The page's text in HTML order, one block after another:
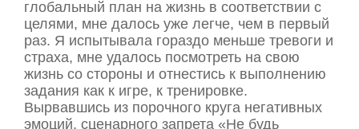
глобальный план на жизнь в соответствии с
целями, мне далось уже легче, чем в первый
раз. Я испытывала гораздо меньше тревоги и
страха, мне удалось посмотреть на свою
жизнь со стороны и отнестись к выполнению
задания как к игре, к тренировке.
Вырвавшись из порочного круга негативных
эмоций, сценарного запрета «Не будь